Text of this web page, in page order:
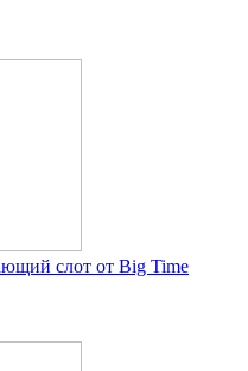
слот от Big Time